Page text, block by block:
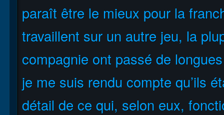
paraît être le mieux pour la
travaillent sur un autre jeu, la
compagnie ont passé de
je me suis rendu compte qu’ils
détail de ce qui, selon eux,